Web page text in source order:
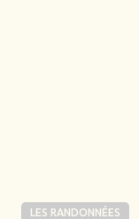
LES RANDONNÉES